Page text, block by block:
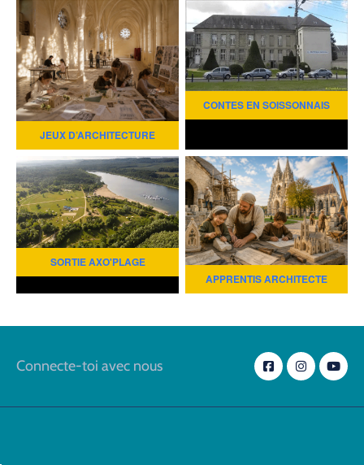
JEUX D’ARCHITECTURE
CONTES EN SOISSONNAIS
SORTIE AXO'PLAGE
APPRENTIS ARCHITECTE
Connecte-toi avec nous